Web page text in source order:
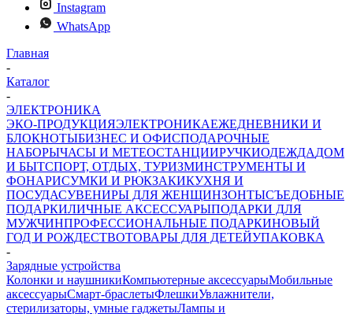
Instagram
WhatsApp
Главная
-
Каталог
-
ЭЛЕКТРОНИКА
ЭКО-ПРОДУКЦИЯЭЛЕКТРОНИКАЕЖЕДНЕВНИКИ И
БЛОКНОТЫБИЗНЕС И ОФИСПОДАРОЧНЫЕ
НАБОРЫЧАСЫ И МЕТЕОСТАНЦИИРУЧКИОДЕЖДАДОМ
И БЫТСПОРТ, ОТДЫХ, ТУРИЗМИНСТРУМЕНТЫ И
ФОНАРИСУМКИ И РЮКЗАКИКУХНЯ И
ПОСУДАСУВЕНИРЫ ДЛЯ ЖЕНЩИНЗОНТЫСЪЕДОБНЫЕ
ПОДАРКИЛИЧНЫЕ АКСЕССУАРЫПОДАРКИ ДЛЯ
МУЖЧИНПРОФЕССИОНАЛЬНЫЕ ПОДАРКИНОВЫЙ
ГОД И РОЖДЕСТВОТОВАРЫ ДЛЯ ДЕТЕЙУПАКОВКА
-
Зарядные устройства
Колонки и наушникиКомпьютерные аксессуарыМобильные
аксессуарыСмарт-браслетыФлешкиУвлажнители,
стерилизаторы, умные гаджетыЛампы и